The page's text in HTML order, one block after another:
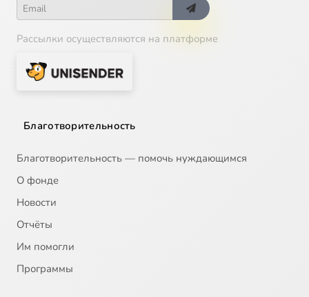
Рассылки осуществляются на платформе
Благотворительность
Благотворительность — помочь нуждающимся
О фонде
Новости
Отчёты
Им помогли
Программы